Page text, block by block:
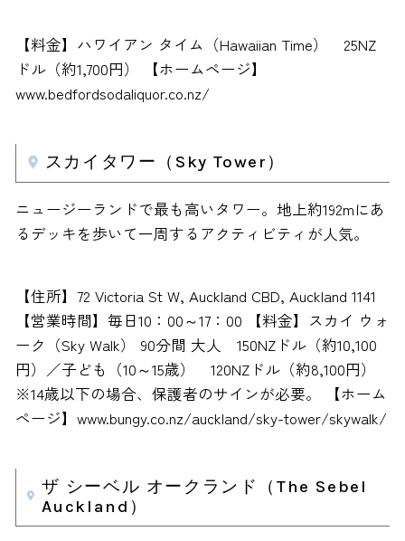
【料金】ハワイアン タイム（Hawaiian Time） 25NZ
ドル（約1,700円） 【ホームページ】
www.bedfordsodaliquor.co.nz/
スカイタワー（Sky Tower）
ニュージーランドで最も高いタワー。地上約192mにあ
るデッキを歩いて一周するアクティビティが人気。
【住所】72 Victoria St W, Auckland CBD, Auckland 1141
【営業時間】毎日10：00～17：00 【料金】スカイ ウォ
ーク（Sky Walk） 90分間 大人 150NZドル（約10,100
円）／子ども（10～15歳） 120NZドル（約8,100円）
※14歳以下の場合、保護者のサインが必要。 【ホーム
ページ】www.bungy.co.nz/auckland/sky-tower/skywalk/
ザ シーベル オークランド（The Sebel
Auckland）